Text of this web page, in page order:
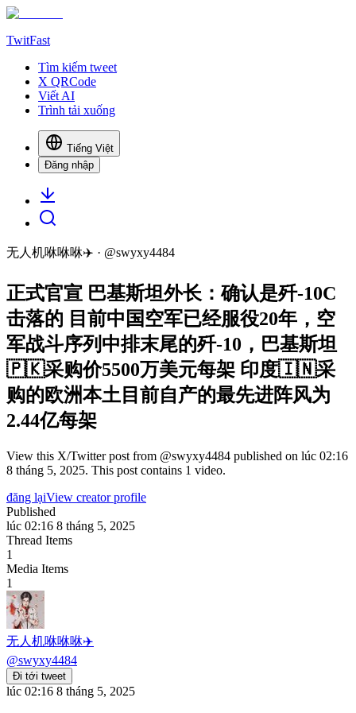
TwitFast
Tìm kiếm tweet
X QRCode
Viết AI
Trình tải xuống
Tiếng Việt
Đăng nhập
无人机咻咻咻✈️ · @swyxy4484
正式官宣 巴基斯坦外长：确认是歼-10C
击落的 目前中国空军已经服役20年，空
军战斗序列中排末尾的歼-10，巴基斯坦
🇵🇰采购价5500万美元每架 印度🇮🇳采
购的欧洲本土目前自产的最先进阵风为
2.44亿每架
View this X/Twitter post from @swyxy4484 published on lúc 02:16
8 tháng 5, 2025. This post contains 1 video.
đăng lạiView creator profile
Published
lúc 02:16 8 tháng 5, 2025
Thread Items
1
Media Items
1
无人机咻咻咻✈️
@swyxy4484
Đi tới tweet
lúc 02:16 8 tháng 5, 2025